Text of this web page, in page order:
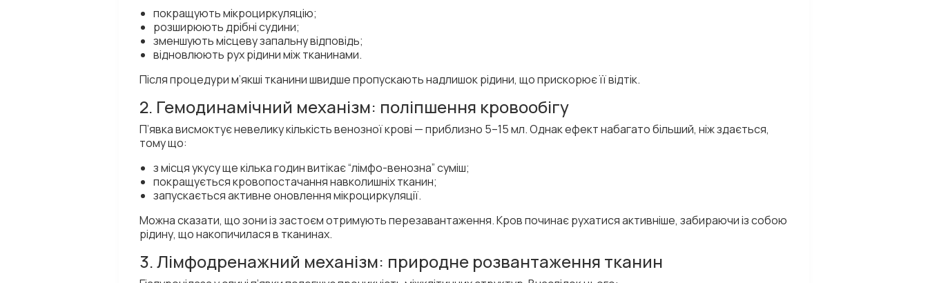
покращують мікроциркуляцію;
розширюють дрібні судини;
зменшують місцеву запальну відповідь;
відновлюють рух рідини між тканинами.
Після процедури м’якші тканини швидше пропускають надлишок рідини, що прискорює її відтік.
2. Гемодинамічний механізм: поліпшення кровообігу
П’явка висмоктує невелику кількість венозної крові — приблизно 5–15 мл. Однак ефект набагато більший, ніж здається,
тому що:
з місця укусу ще кілька годин витікає “лімфо-венозна” суміш;
покращується кровопостачання навколишніх тканин;
запускається активне оновлення мікроциркуляції.
Можна сказати, що зони із застоєм отримують перезавантаження. Кров починає рухатися активніше, забираючи із собою
рідину, що накопичилася в тканинах.
3. Лімфодренажний механізм: природне розвантаження тканин